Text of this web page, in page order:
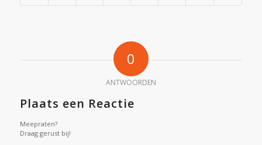
0
ANTWOORDEN
Plaats een Reactie
Meepraten?
Draag gerust bij!